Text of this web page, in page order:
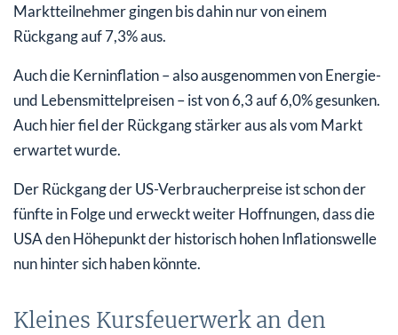
Marktteilnehmer gingen bis dahin nur von einem
Rückgang auf 7,3% aus.
Auch die Kerninflation – also ausgenommen von Energie-
und Lebensmittelpreisen – ist von 6,3 auf 6,0% gesunken.
Auch hier fiel der Rückgang stärker aus als vom Markt
erwartet wurde.
Der Rückgang der US-Verbraucherpreise ist schon der
fünfte in Folge und erweckt weiter Hoffnungen, dass die
USA den Höhepunkt der historisch hohen Inflationswelle
nun hinter sich haben könnte.
Kleines Kursfeuerwerk an den